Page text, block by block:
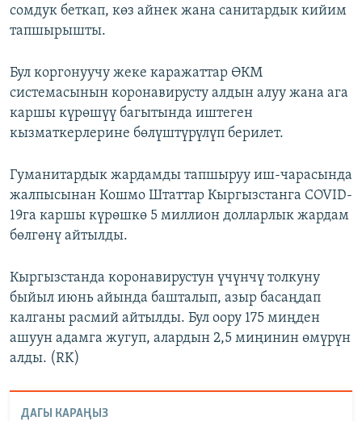
сомдук беткап, көз айнек жана санитардык кийим
тапшырышты.
Бул коргонуучу жеке каражаттар ӨКМ
системасынын коронавирусту алдын алуу жана ага
каршы күрөшүү багытында иштеген
кызматкерлерине бөлүштүрүлүп берилет.
Гуманитардык жардамды тапшыруу иш-чарасында
жалпысынан Кошмо Штаттар Кыргызстанга COVID-
19га каршы күрөшкө 5 миллион долларлык жардам
бөлгөнү айтылды.
Кыргызстанда коронавирустун үчүнчү толкуну
быйыл июнь айында башталып, азыр басаңдап
калганы расмий айтылды. Бул оору 175 миңден
ашуун адамга жугуп, алардын 2,5 миңинин өмүрүн
алды. (RK)
ДАГЫ КАРАҢЫЗ